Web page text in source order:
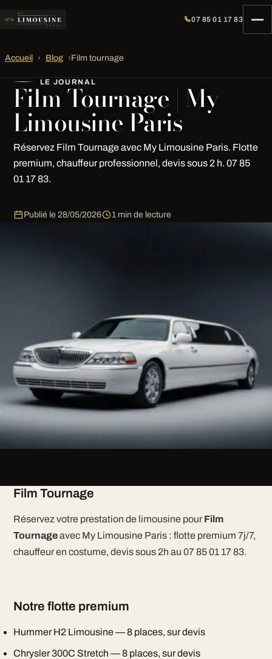
07 85 01 17 83
Accueil › Blog ›Film tournage
LE JOURNAL
Film Tournage | My
Limousine Paris
Réservez Film Tournage avec My Limousine Paris. Flotte
premium, chauffeur professionnel, devis sous 2 h. 07 85
01 17 83.
Publié le 28/05/2026 1 min de lecture
Film Tournage
Réservez votre prestation de limousine pour Film
Tournageavec My Limousine Paris : flotte premium 7j/7,
chauffeur en costume, devis sous 2h au 07 85 01 17 83.
Notre flotte premium
Hummer H2 Limousine — 8 places, sur devis
Chrysler 300C Stretch — 8 places, sur devis